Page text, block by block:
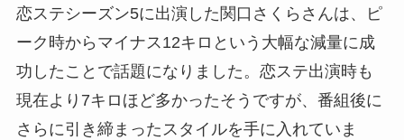
恋ステシーズン5に出演した関口さくらさんは、ピ
ーク時からマイナス12キロという大幅な減量に成
功したことで話題になりました。恋ステ出演時も
現在より7キロほど多かったそうですが、番組後に
さらに引き締まったスタイルを手に入れていま